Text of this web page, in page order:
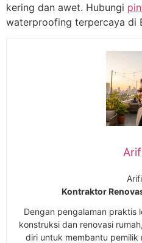
kering dan awet. Hubungi
waterproofing terpercaya di
Kontraktor
Dengan pengalaman praktis
konstruksi dan renovasi
diri untuk membantu pemilik